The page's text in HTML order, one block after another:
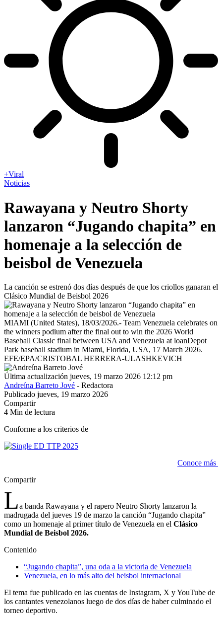
+Viral
Noticias
Rawayana y Neutro Shorty
lanzaron “Jugando chapita” en
homenaje a la selección de
beisbol de Venezuela
La canción se estrenó dos días después de que los criollos ganaran el
Clásico Mundial de Beisbol 2026
MIAMI (United States), 18/03/2026.- Team Venezuela celebrates on
the winners podium after the final out to win the 2026 World
Baseball Classic final between USA and Venezuela at loanDepot
Park baseball stadium in Miami, Florida, USA, 17 March 2026.
EFE/EPA/CRISTOBAL HERRERA-ULASHKEVICH
Última actualización jueves, 19 marzo 2026 12:12 pm
Andreína Barreto Jové - Redactora
Publicado jueves, 19 marzo 2026
Compartir
4 Min de lectura
Conforme a los criterios de
Conoce más
Compartir
La banda Rawayana y el rapero Neutro Shorty lanzaron la
madrugada del jueves 19 de marzo la canción “Jugando chapita”
como un homenaje al primer título de Venezuela en el Clásico
Mundial de Beisbol 2026.
Contenido
“Jugando chapita”, una oda a la victoria de Venezuela
Venezuela, en lo más alto del beisbol internacional
El tema fue publicado en las cuentas de Instagram, X y YouTube de
los cantantes venezolanos luego de dos días de haber culminado el
torneo deportivo.